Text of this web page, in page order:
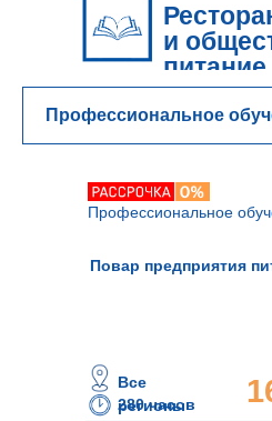
и
питание
Повар предприятия
280 часов
Все
регионы
Профессиональное